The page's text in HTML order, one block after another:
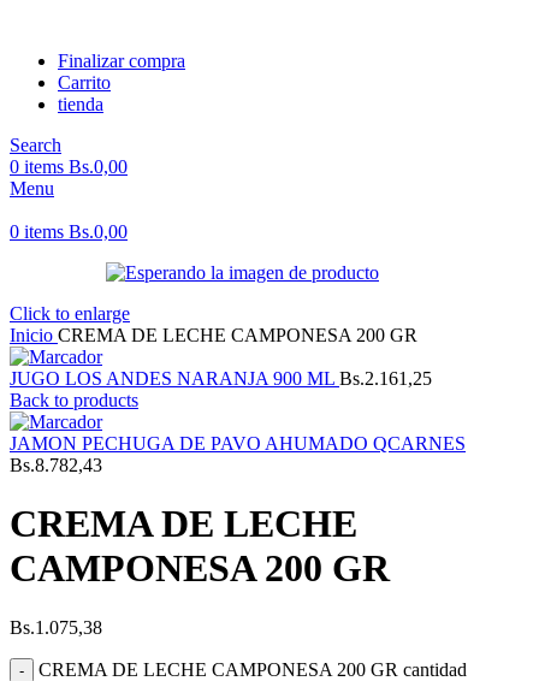
Finalizar compra
Carrito
tienda
Search
0 items Bs.0,00
Menu
0 items Bs.0,00
Click to enlarge
Inicio CREMA DE LECHE CAMPONESA 200 GR
JUGO LOS ANDES NARANJA 900 ML Bs.2.161,25
Back to products
JAMON PECHUGA DE PAVO AHUMADO QCARNES
Bs.8.782,43
CREMA DE LECHE
CAMPONESA 200 GR
Bs.1.075,38
CREMA DE LECHE CAMPONESA 200 GR cantidad